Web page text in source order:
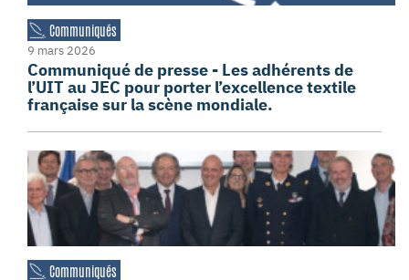
Communiqués
9 mars 2026
Communiqué de presse - Les adhérents de
l’UIT au JEC pour porter l’excellence textile
française sur la scène mondiale.
Communiqués